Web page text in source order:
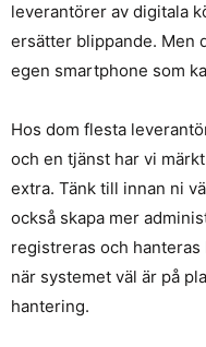
leverantörer av digitala
ersätter blippande. Men
egen smartphone som
Hos dom flesta
och en tjänst har vi
extra. Tänk till innan ni
också skapa mer
registreras och
när systemet väl är på
hantering.